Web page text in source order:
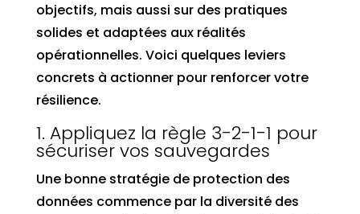
objectifs, mais aussi sur des pratiques
solides et adaptées aux réalités
opérationnelles. Voici quelques leviers
concrets à actionner pour renforcer votre
résilience.
1. Appliquez la règle 3-2-1-1 pour
sécuriser vos sauvegardes
Une bonne stratégie de protection des
données commence par la diversité des